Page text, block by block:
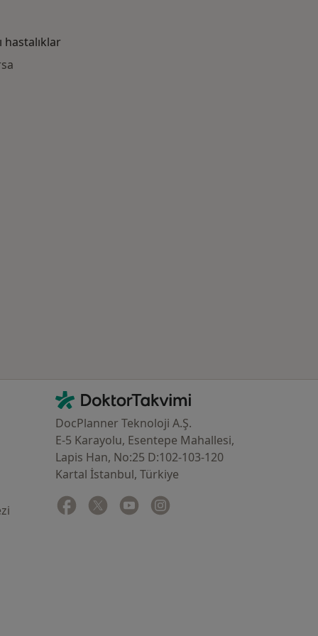
hastalıklar
İletişim
DoktorTakvimi - Ana Sayfa
DocPlanner Teknoloji A.Ş.
E-5 Karayolu, Esentepe Mahallesi,
Lapis Han, No:25 D:102-103-120
Kartal İstanbul, Türkiye
Facebook
yeni bir sekmede açılır
Twitter
yeni bir sekmede açılır
Youtube
yeni bir sekmede açılır